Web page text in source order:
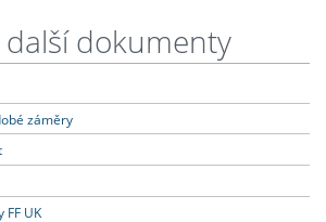
další dokumenty
záměry
FF UK